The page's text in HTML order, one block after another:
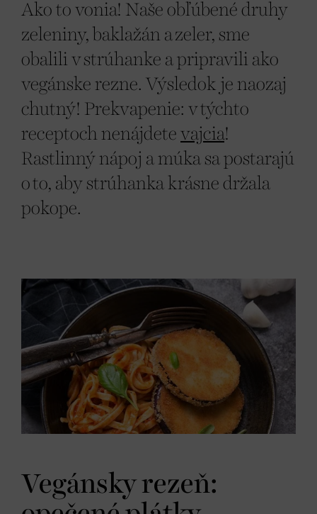
Ako to vonia! Naše obľúbené druhy
zeleniny, baklažán a zeler, sme
obalili v strúhanke a pripravili ako
vegánske rezne. Výsledok je naozaj
chutný! Prekvapenie: v týchto
receptoch nenájdete vajcia!
Rastlinný nápoj a múka sa postarajú
o to, aby strúhanka krásne držala
pokope.
Vegánsky rezeň: